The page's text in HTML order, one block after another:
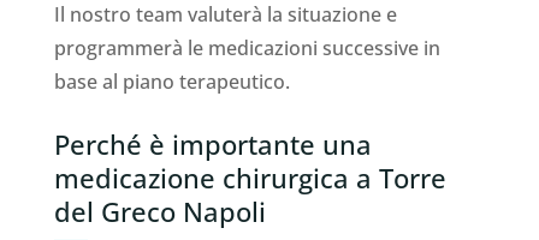
Il nostro team valuterà la situazione e
programmerà le medicazioni successive in
base al piano terapeutico.
Perché è importante una
medicazione chirurgica a Torre
del Greco Napoli